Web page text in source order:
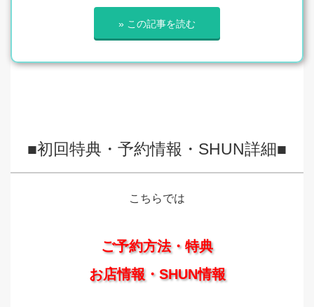
» この記事を読む
■初回特典・予約情報・SHUN詳細■
こちらでは
ご予約方法・特典
お店情報・SHUN情報